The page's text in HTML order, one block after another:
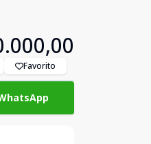
Favorito